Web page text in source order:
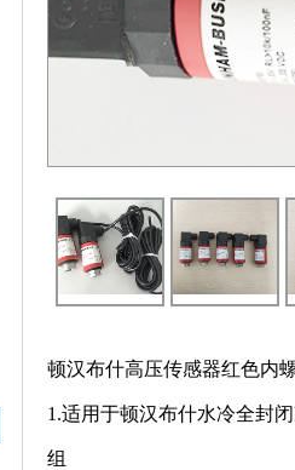
顿汉布什高压传感器红色内
1.适用于顿汉布什水冷全封
组